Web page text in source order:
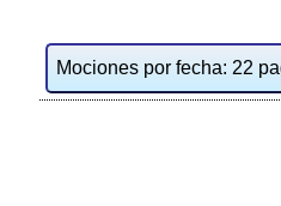
Mociones por fecha: 22